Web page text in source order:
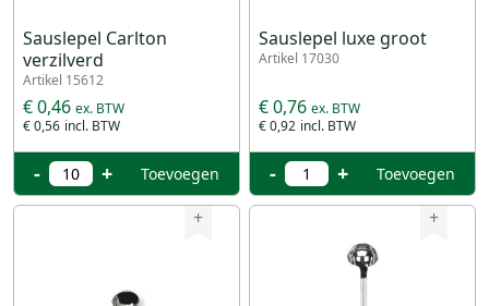
Sauslepel Carlton
verzilverd
Artikel 15612
€ 0,56
€ 0,46
- + Toevoegen
Sauslepel luxe groot
Artikel 17030
€ 0,92
€ 0,76
- + Toevoegen
+ +